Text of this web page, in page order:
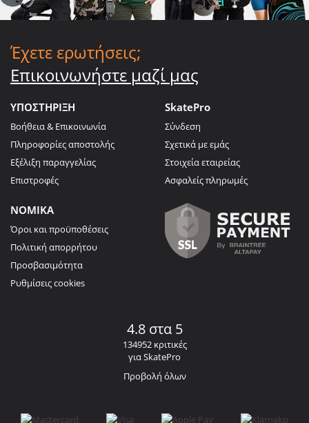
Έχετε ερωτήσεις;
Επικοινωνήστε μαζί μας
ΥΠΟΣΤΗΡΙΞΗ
Βοήθεια & Επικοινωνία
Πληροφορίες αποστολής
Εξέλιξη παραγγελίας
Επιστροφές
SkatePro
Σύνδεση
Σχετικά με εμάς
Στοιχεία εταιρείας
Ασφαλείς πληρωμές
ΝΟΜΙΚΑ
Όροι και προϋποθέσεις
Πολιτική απορρήτου
Προσβασιμότητα
Ρυθμίσεις cookies
4.8 στα 5
134952 κριτικές
για SkatePro
Προβολή όλων